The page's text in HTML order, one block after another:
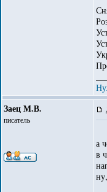
Заец М.В.
писатель
а
в